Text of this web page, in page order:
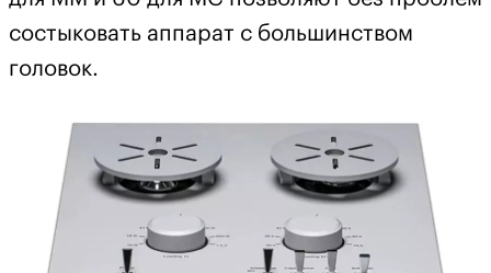
состыковать аппарат с большинством
головок.